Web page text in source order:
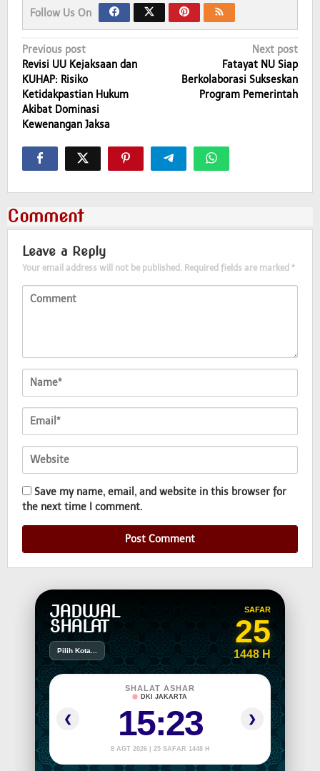
Follow Us On
Post
navigation
Previous post
Revisi UU Kejaksaan dan
KUHAP: Risiko
Ketidakpastian Hukum
Akibat Dominasi
Kewenangan Jaksa
Next post
Fatayat NU Siap
Berkolaborasi Sukseskan
Program Pemerintah
Comment
Leave a Reply
Your email address will not be published. Required fields are marked *
Save my name, email, and website in this browser for
the next time I comment.
JADWAL
SHALAT
Pilih Kota...
SAFAR
25
1448 H
❮
SHALAT ASHAR
DKI JAKARTA
15:23
8 AGT 2026 | 25 SAFAR 1448 H
❯